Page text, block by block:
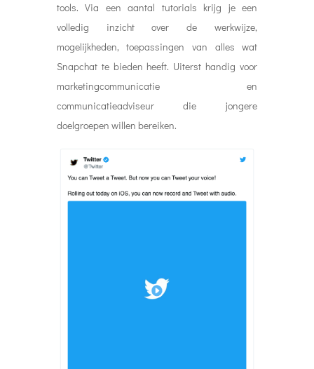
tools. Via een aantal tutorials krijg je een
volledig inzicht over de werkwijze,
mogelijkheden, toepassingen van alles wat
Snapchat te bieden heeft. Uiterst handig voor
marketingcommunicatie en
communicatieadviseur die jongere
doelgroepen willen bereiken.